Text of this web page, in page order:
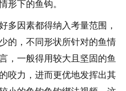
形下的鱼钩。
多因素都得纳入考量范围，
的，不同形状所针对的鱼情
，一般得用较大且坚固的鱼
咬力，进而更优地发挥出其